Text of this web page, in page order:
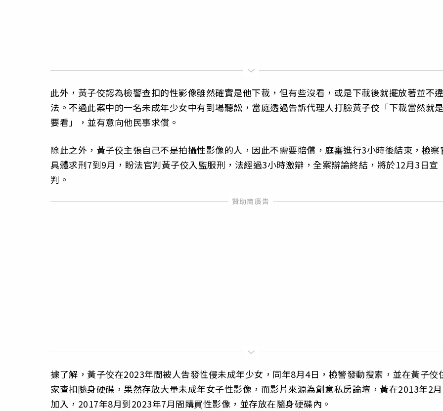
此外，黃子佼認為檢警查扣的性影像雖然確實是他下載，但有些沒看，或是下載後就擺放著並不
法。不過此案中的一名未成年少女中有到場聽訟，當庭透過告訴代理人打臉黃子佼「下載當然就
要看」，並有意向他民事求償。
除此之外，黃子佼主張自己不是拍攝性影像的人，因此不需要賠償，庭審進行3小時後結束，檢察
具體求刑7到9月，盼法官判黃子佼入監服刑，法經過3小時激辯，全案辯論終結，將於12月3日宣
判。
據了解，黃子佼在2023年間被人告發性侵未成年少女，同年8月4日，檢警發動搜索，並在黃子佼
家查扣隨身硬碟，果然存放大量未成年女子性影像，而影片來源為創意私房論壇，黃在2013年2月
加入，2017年8月到2023年7月間購買性影像，並存放在隨身硬碟內。